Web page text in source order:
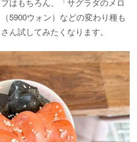
5900ウォン）などの変わり種も
ん試してみたくなります。